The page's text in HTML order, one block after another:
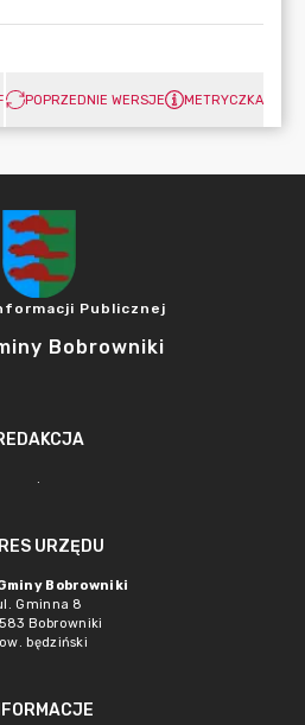
POPRZEDNIE WERSJE METRYCZKA
Publicznej
Bobrowniki
.
URZĘDU
Bobrowniki
Gminna 8
Bobrowniki
będziński